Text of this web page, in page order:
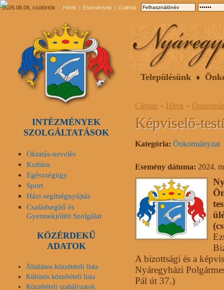
2026.08.06, csütörtök Hírek Események Galéria
Településünk
Címlap » Hírek »
Képviselő-
Kategória: Önkormányzat
Esemény dátuma: 2024.
A bizottsági és a
Nyáregyházi
Pál út 37.)
INTÉZMÉNYEK
SZOLGÁLTATÁSOK
Oktatás-nevelés
Kultúra
Egészségügy
Sport
Házi segítségnyújtás
Családsegítő és
Gyermekjóléti Szolgálat
KÖZÉRDEKŰ
ADATOK
Általános közzétételi lista
Különös közzétételi lista
Közzétételi szabályzatok